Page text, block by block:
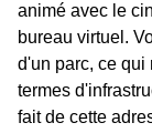
animé avec le
bureau virtuel.
d'un parc, ce qui
termes
fait de cette